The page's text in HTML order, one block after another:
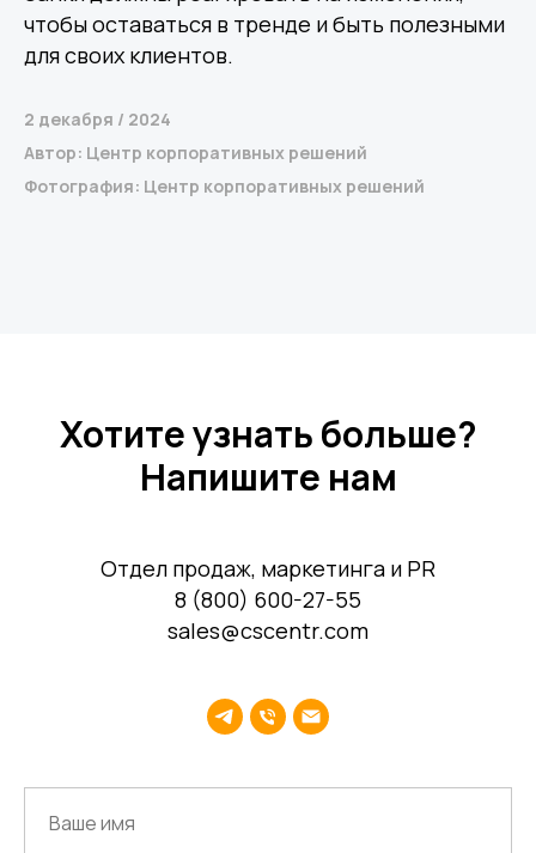
чтобы оставаться в тренде и быть полезными
для своих клиентов.
2 декабря / 2024
Автор: Центр корпоративных решений
Фотография: Центр корпоративных решений
Хотите узнать больше?
Напишите нам
Отдел продаж, маркетинга и PR
8 (800) 600-27-55
sales@cscentr.com
Контакты
Продукты
Цифровые кадровые
сервисы
Кадровый учет
Крупному бизнесу